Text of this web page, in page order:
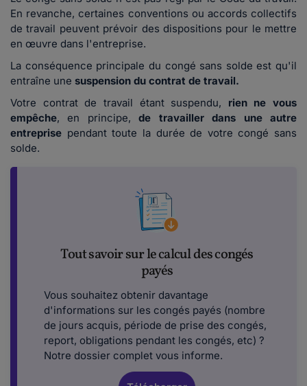
En revanche, certaines conventions ou accords collectifs
de travail peuvent prévoir des dispositions pour le mettre
en œuvre dans l'entreprise.
La conséquence principale du congé sans solde est qu'il
entraîne une suspension du contrat de travail.
Votre contrat de travail étant suspendu, rien ne vous
empêche, en principe,de travailler dans une autre
entreprise pendant toute la durée de votre congé sans
solde.
Tout savoir sur le calcul des congés
payés
Vous souhaitez obtenir davantage
d'informations sur les congés payés (nombre
de jours acquis, période de prise des congés,
report, obligations pendant les congés, etc) ?
Notre dossier complet vous informe.